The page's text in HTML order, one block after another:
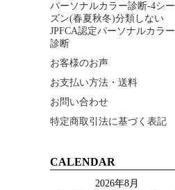
パーソナルカラー診断-4シー
ズン(春夏秋冬)分類しない
JPFCA認定パーソナルカラー
診断
お客様のお声
お支払い方法・送料
お問い合わせ
特定商取引法に基づく表記
CALENDAR
2026年8月